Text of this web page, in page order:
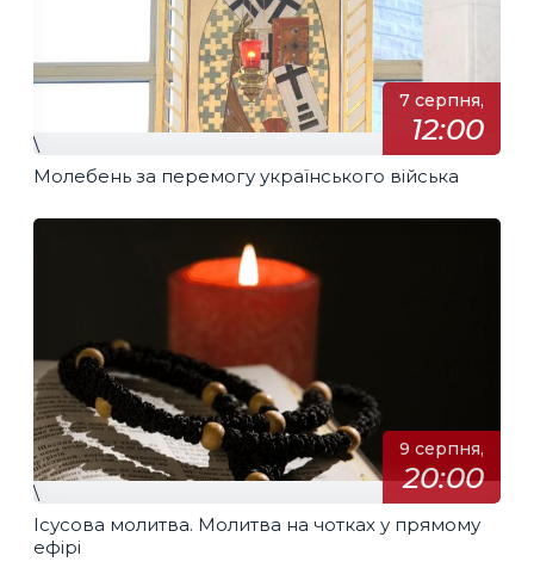
7 серпня,
12:00
\
Молебень за перемогу українського війська
9 серпня,
20:00
\
Ісусова молитва. Молитва на чотках у прямому
ефірі